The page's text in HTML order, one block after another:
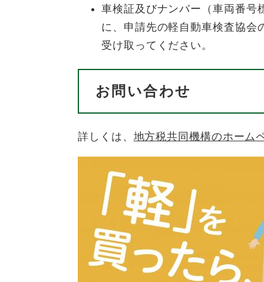
車検証及びナンバー（車両番号
に、申請先の軽自動車検査協会
受け取ってください。
お問い合わせ
詳しくは、 地方税共同機構のホーム